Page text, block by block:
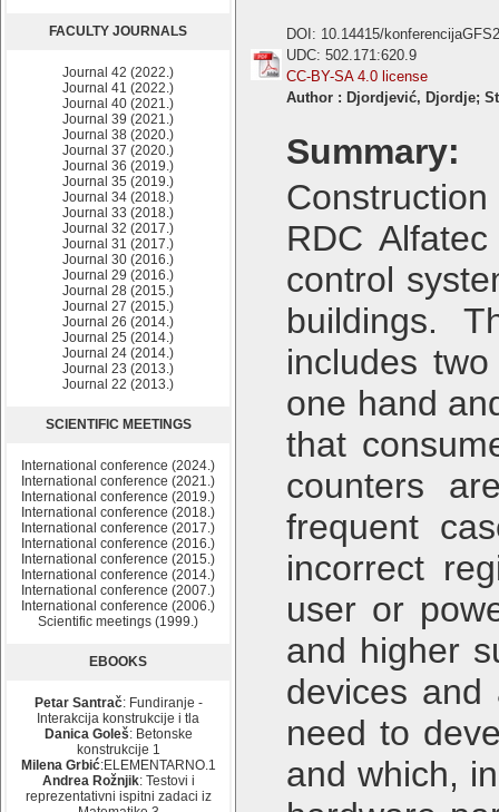
FACULTY JOURNALS
Journal 42 (2022.)
Journal 41 (2022.)
Journal 40 (2021.)
Journal 39 (2021.)
Journal 38 (2020.)
Journal 37 (2020.)
Journal 36 (2019.)
Journal 35 (2019.)
Journal 34 (2018.)
Journal 33 (2018.)
Journal 32 (2017.)
Journal 31 (2017.)
Journal 30 (2016.)
Journal 29 (2016.)
Journal 28 (2015.)
Journal 27 (2015.)
Journal 26 (2014.)
Journal 25 (2014.)
Journal 24 (2014.)
Journal 23 (2013.)
Journal 22 (2013.)
SCIENTIFIC MEETINGS
International conference (2024.)
International conference (2021.)
International conference (2019.)
International conference (2018.)
International conference (2017.)
International conference (2016.)
International conference (2015.)
International conference (2014.)
International conference (2007.)
International conference (2006.)
Scientific meetings (1999.)
EBOOKS
Petar Santrač: Fundiranje -
Interakcija konstrukcije i tla
Danica Goleš: Betonske
konstrukcije 1
Milena Grbić:ELEMENTARNO.1
Andrea Rožnjik: Testovi i
reprezentativni ispitni zadaci iz
DOI: 10.14415/
UDC: 502.171:620.9
CC-BY-SA 4.0 license
Author : Djordjević, Djordje;
Summary:
RDC
control
buildings.
includes
one hand
that
counters
frequent
incorrect
user or
and higher
devices
need to
and which,